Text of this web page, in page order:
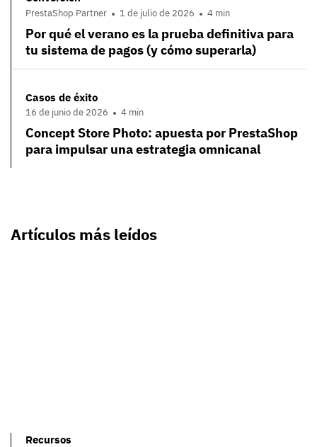
PrestaShop Partner 1 de julio de 2026 4 min
Por qué el verano es la prueba definitiva para
tu sistema de pagos (y cómo superarla)
Casos de éxito
16 de junio de 2026 4 min
Concept Store Photo: apuesta por PrestaShop
para impulsar una estrategia omnicanal
Artículos más leídos
Recursos